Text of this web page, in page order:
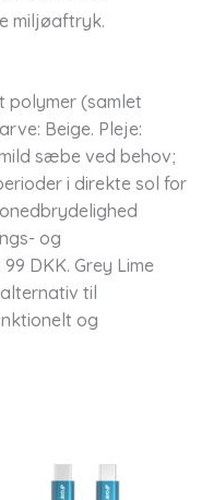
miljøaftryk.
polymer (samlet
Beige. Pleje:
sæbe ved behov;
i direkte sol for
og
DKK. Grey Lime
til
og